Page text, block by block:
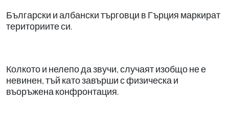
Български и албански търговци в Гърция маркират
териториите си.
Колкото и нелепо да звучи, случаят изобщо не е
невинен, тъй като завърши с физическа и
въоръжена конфронтация.